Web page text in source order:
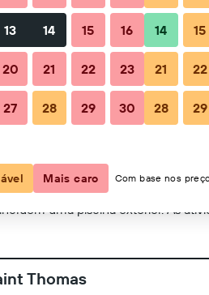
e Perguntas frequentes
uma piscina exterior. As
Mostrar no mapa
Thomas
13 14 15 16
20 21 22 23
27 28 29 30
14 15
21 22
28 29
Mais caro Com base nos